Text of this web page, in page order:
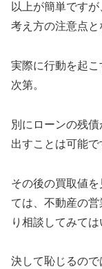
以上が簡単です
考え方の注意点と
実際に行動を起
次第。
別にローンの残
出すことは可能で
その後の買取値
ては、不動産の
り相談してみては
決して恥じるの